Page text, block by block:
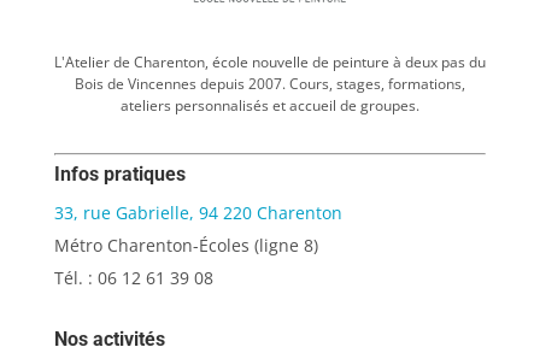
L'Atelier de Charenton, école nouvelle de peinture à deux pas du
Bois de Vincennes depuis 2007. Cours, stages, formations,
ateliers personnalisés et accueil de groupes.
Infos pratiques
33, rue Gabrielle, 94 220 Charenton
Métro Charenton-Écoles (ligne 8)
Tél. : 06 12 61 39 08
Nos activités